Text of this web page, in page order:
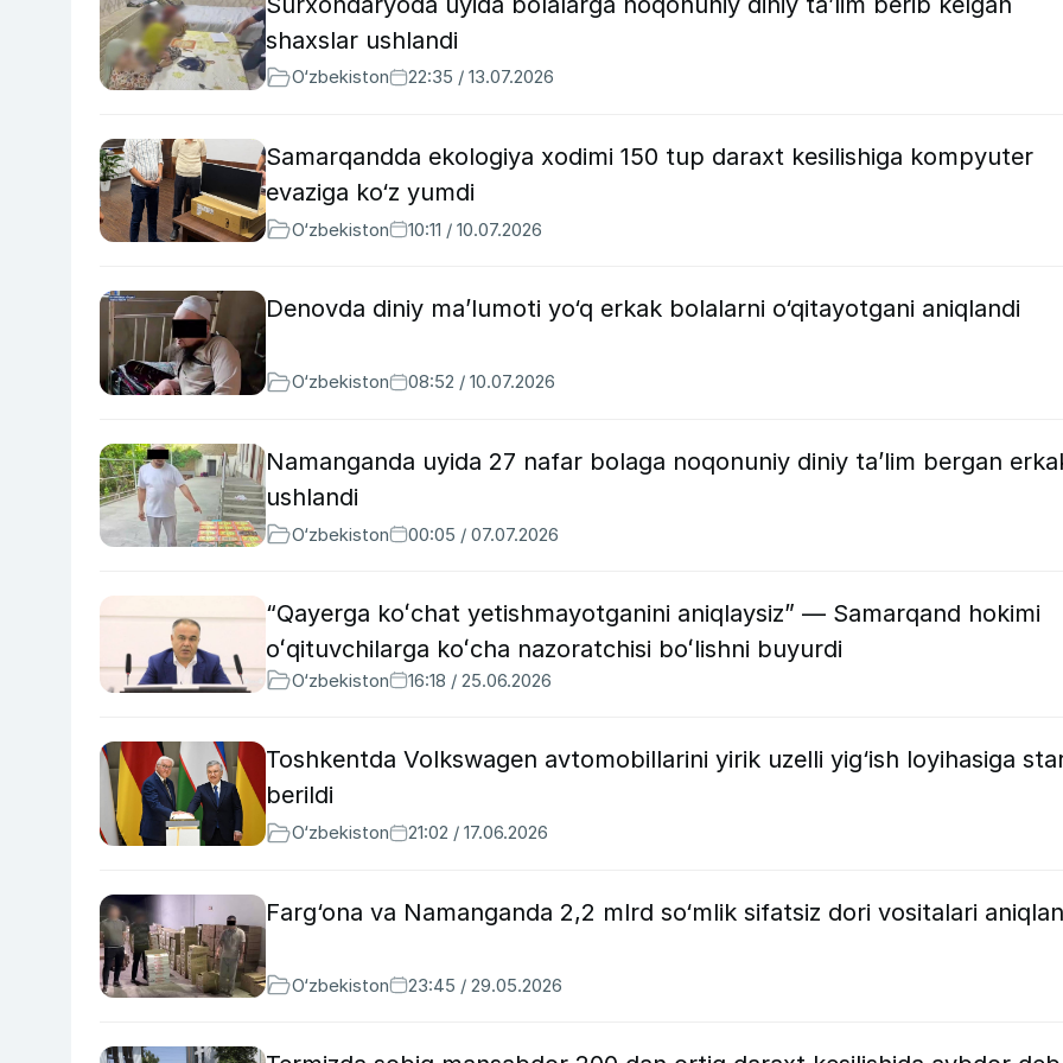
shaxslar ushlandi
O‘zbekiston 22:35 / 13.07.2026
Samarqandda ekologiya xodimi 150 tup daraxt kesilishiga kompyuter
evaziga ko‘z yumdi
O‘zbekiston 10:11 / 10.07.2026
Denovda diniy ma’lumoti yo‘q erkak bolalarni o‘qitayotgani aniqlandi
O‘zbekiston 08:52 / 10.07.2026
Namanganda uyida 27 nafar bolaga noqonuniy diniy ta’lim bergan
ushlandi
O‘zbekiston 00:05 / 07.07.2026
“Qayerga koʻchat yetishmayotganini aniqlaysiz” — Samarqand hokimi
oʻqituvchilarga koʻcha nazoratchisi boʻlishni buyurdi
O‘zbekiston 16:18 / 25.06.2026
Toshkentda Volkswagen avtomobillarini yirik uzelli yig‘ish loyihasiga
berildi
O‘zbekiston 21:02 / 17.06.2026
Farg‘ona va Namanganda 2,2 mlrd so‘mlik sifatsiz dori vositalari
O‘zbekiston 23:45 / 29.05.2026